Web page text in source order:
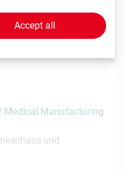
Medical Manufacturing
und
Accept all